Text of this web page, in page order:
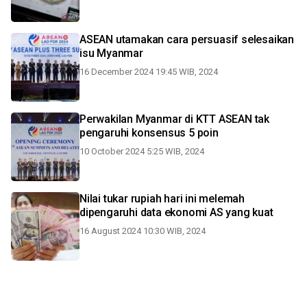
ASEAN utamakan cara persuasif selesaikan
isu Myanmar
16 December 2024 19:45 WIB, 2024
Perwakilan Myanmar di KTT ASEAN tak
pengaruhi konsensus 5 poin
10 October 2024 5:25 WIB, 2024
Nilai tukar rupiah hari ini melemah
dipengaruhi data ekonomi AS yang kuat
16 August 2024 10:30 WIB, 2024